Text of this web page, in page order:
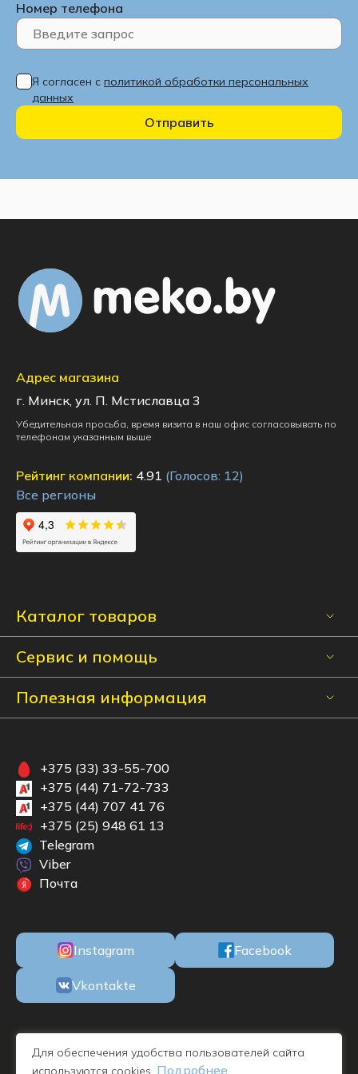
Номер телефона
Я согласен с политикой обработки персональных
данных
Отправить
Каталог товаров
Сервис и помощь
Полезная информация
Адрес магазина
г. Минск, ул. П. Мстиславца 3
Убедительная просьба, время визита в наш офис согласовывать по
телефонам указанным выше
Рейтинг компании: 4.91 (Голосов: 12)
Все регионы
+375 (33) 33-55-700
+375 (44) 71-72-733
+375 (44) 707 41 76
+375 (25) 948 61 13
Telegram
Viber
Почта
Instagram Facebook
Vkontakte
Для обеспечения удобства пользователей сайта
используются cookies. Подробнее
ООО «БКМЕБЕЛЬ» Республика Беларусь, 220100, г. Минск, ул. М.
Богдановича, 78, пом. 1Н офис 11, УНП 192732019 - дата